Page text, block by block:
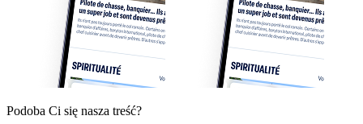
Podoba Ci się nasza treść?